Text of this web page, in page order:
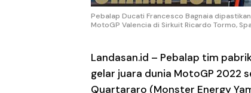
Pebalap Ducati Francesco Bagnaia
MotoGP Valencia di Sirkuit Ricardo Tormo,
Landasan.id – Pebalap tim
gelar juara dunia MotoGP 2022
Quartararo (Monster Energy